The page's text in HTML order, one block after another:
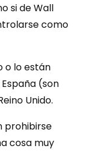
si de Wall
como
o lo están
(son
Unido.
prohibirse
cosa muy